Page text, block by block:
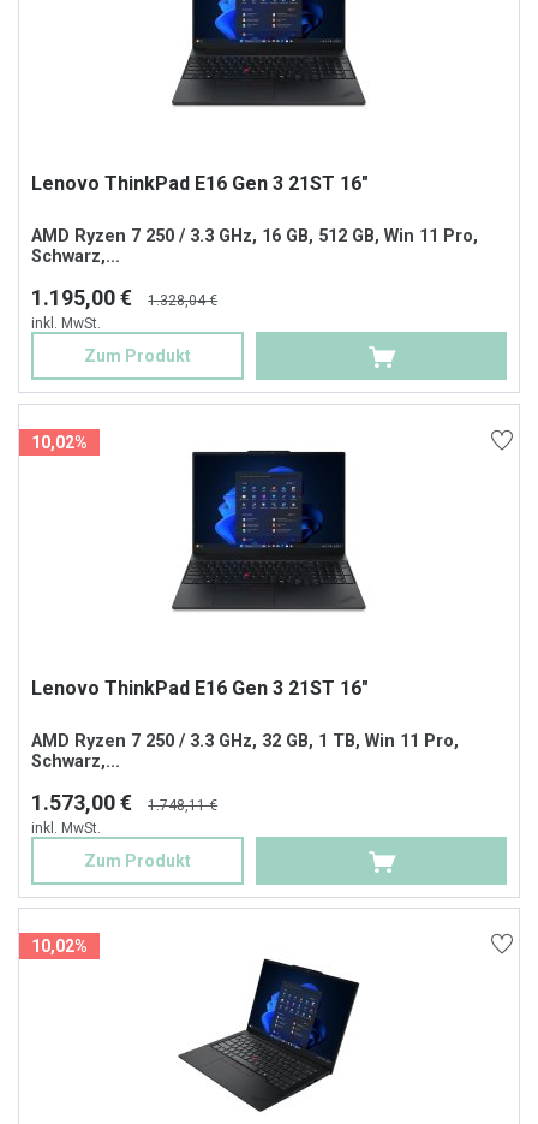
Lenovo ThinkPad E16 Gen 3 21ST 16"
AMD Ryzen 7 250 / 3.3 GHz, 16 GB, 512 GB, Win 11 Pro,
Schwarz,...
1.195,00 €
1.328,04 €
inkl. MwSt.
Zum Produkt
10,02%
Lenovo ThinkPad E16 Gen 3 21ST 16"
AMD Ryzen 7 250 / 3.3 GHz, 32 GB, 1 TB, Win 11 Pro,
Schwarz,...
1.573,00 €
1.748,11 €
inkl. MwSt.
Zum Produkt
10,02%